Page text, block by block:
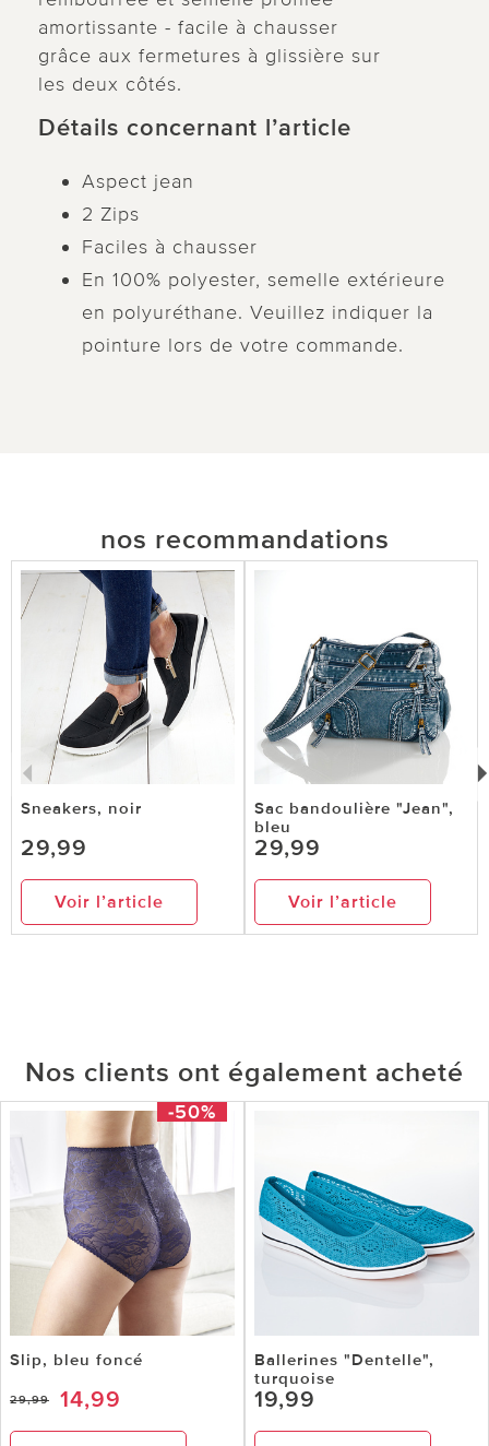
amortissante - facile à chausser
grâce aux fermetures à glissière sur
les deux côtés.
Détails concernant l’article
Aspect jean
2 Zips
Faciles à chausser
En 100% polyester, semelle extérieure
en polyuréthane. Veuillez indiquer la
pointure lors de votre commande.
nos recommandations
Sneakers, noir
29,99
Voir l’article
Sac bandoulière "Jean",
bleu
29,99
Voir l’article
Nos clients ont également acheté
-50%
Slip, bleu foncé
29,99 14,99
Ballerines "Dentelle",
turquoise
19,99